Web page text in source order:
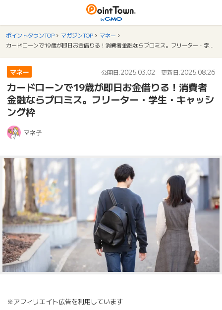
ポイントタウンTOP マガジンTOP
マネー
マネー 公開日:2025.03.02 更新日:2025.08.26
カードローンで19歳が即日お金借りる！消費者
金融ならプロミス。フリーター・学生・キャッシ
ング枠
マネ子
※アフィリエイト広告を利用しています